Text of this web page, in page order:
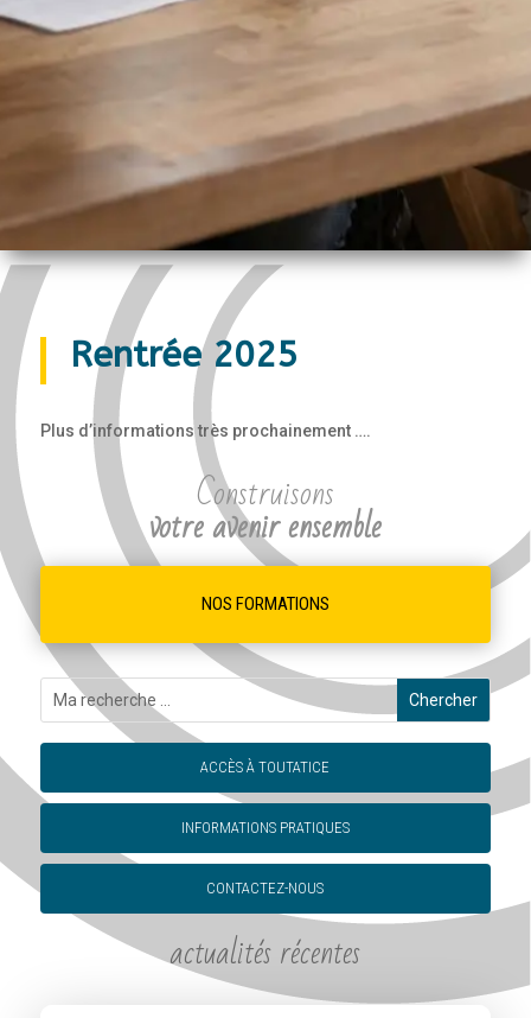
Rentrée 2025
Plus d’informations très prochainement ….
Construisons
votre avenir ensemble
NOS FORMATIONS
ACCÈS À TOUTATICE
INFORMATIONS PRATIQUES
CONTACTEZ-NOUS
actualités récentes